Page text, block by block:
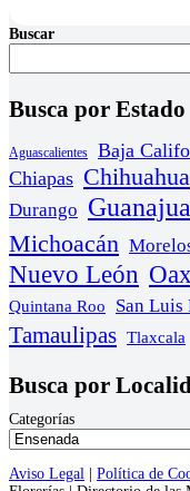
Buscar
Busca por Estado
Aguascalientes Baja
Chiapas Chihuahua
Durango
Michoacán
Nuevo León
Quintana Roo San Luis
Tamaulipas Tlaxcala
Busca por
Categorías
Aviso Legal | Política de